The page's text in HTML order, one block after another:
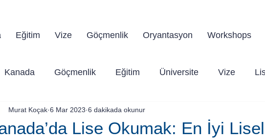
Eğitim Vize Göçmenlik Oryantasyon Workshops
Kanada Göçmenlik Eğitim Üniversite Vize
Lise Okumak: En İyi
Murat Koçak 6 Mar 2023 6 dakikada okunur